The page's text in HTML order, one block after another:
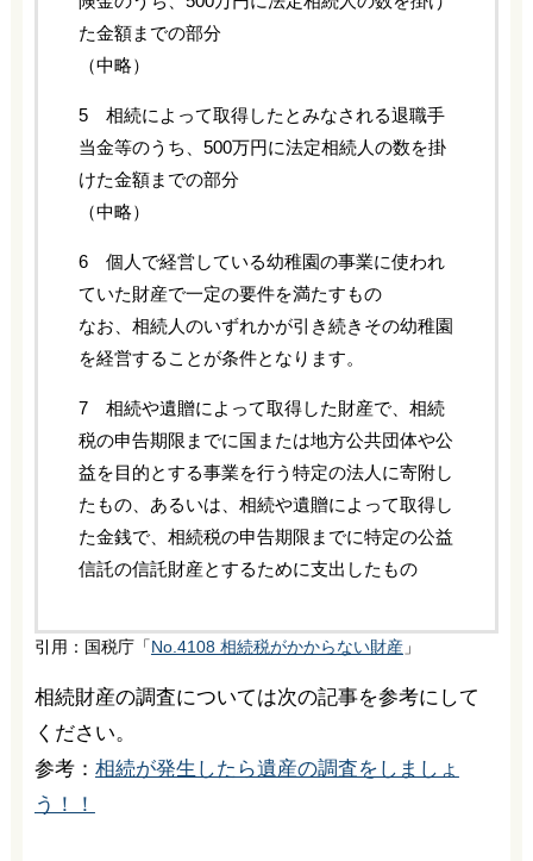
た金額までの部分
（中略）
5 相続によって取得したとみなされる退職手
当金等のうち、500万円に法定相続人の数を掛
けた金額までの部分
（中略）
6 個人で経営している幼稚園の事業に使われ
ていた財産で一定の要件を満たすもの
なお、相続人のいずれかが引き続きその幼稚園
を経営することが条件となります。
7 相続や遺贈によって取得した財産で、相続
税の申告期限までに国または地方公共団体や公
益を目的とする事業を行う特定の法人に寄附し
たもの、あるいは、相続や遺贈によって取得し
た金銭で、相続税の申告期限までに特定の公益
信託の信託財産とするために支出したもの
引用：国税庁「 No.4108 相続税がかからない財産」
相続財産の調査については次の記事を参考にして
ください。
参考： 相続が発生したら遺産の調査をしましょ
う！！